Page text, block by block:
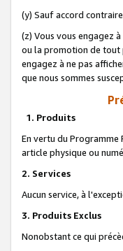
(y) Sauf accord
(z) Vous vous engagez
ou la promotion de tout
engagez à ne pas
que nous sommes
1. Produits
En vertu du Programme
article physique ou
2. Services
Aucun service, à
3. Produits Exclus
Nonobstant ce qui